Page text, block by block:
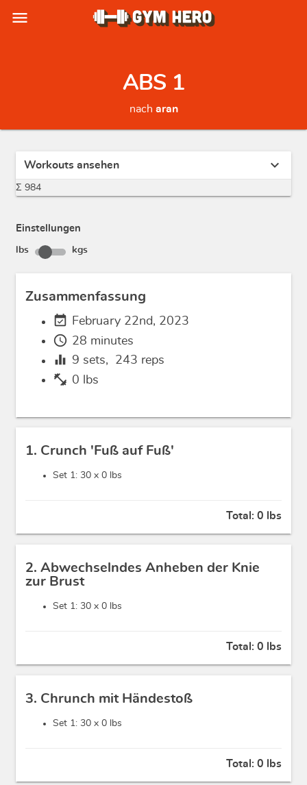
menu
ABS 1
nach aran
Workouts ansehen expand_more
Σ 984
Einstellungen
lbs kgs
Zusammenfassung
event_available February 22nd, 2023
schedule 28 minutes
equalizer 9 sets, 243 reps
fitness_center 0 lbs
1. Crunch 'Fuß auf Fuß'
Set 1: 30 x 0 lbs
Total: 0 lbs
2. Abwechselndes Anheben der Knie
zur Brust
Set 1: 30 x 0 lbs
Total: 0 lbs
3. Chrunch mit Händestoß
Set 1: 30 x 0 lbs
Total: 0 lbs